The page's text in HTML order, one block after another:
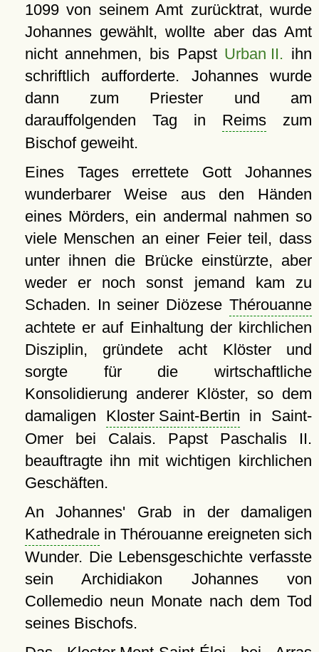
1099 von seinem Amt zurücktrat, wurde
Johannes gewählt, wollte aber das Amt
nicht annehmen, bis Papst Urban II. ihn
schriftlich aufforderte. Johannes wurde
dann zum Priester und am
darauffolgenden Tag in Reimszum
Bischof geweiht.
Eines Tages errettete Gott Johannes
wunderbarer Weise aus den Händen
eines Mörders, ein andermal nahmen so
viele Menschen an einer Feier teil, dass
unter ihnen die Brücke einstürzte, aber
weder er noch sonst jemand kam zu
Schaden. In seiner Diözese Thérouanne
achtete er auf Einhaltung der kirchlichen
Disziplin, gründete acht Klöster und
sorgte für die wirtschaftliche
Konsolidierung anderer Klöster, so dem
damaligen Kloster Saint-Bertin in Saint-
Omer bei Calais. Papst Paschalis II.
beauftragte ihn mit wichtigen kirchlichen
Geschäften.
An Johannes' Grab in der damaligen
Kathedralein Thérouanne ereigneten sich
Wunder. Die Lebensgeschichte verfasste
sein Archidiakon Johannes von
Collemedio neun Monate nach dem Tod
seines Bischofs.